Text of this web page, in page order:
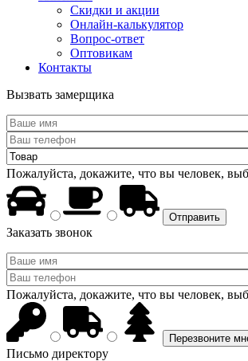
Скидки и акции
Онлайн-калькулятор
Вопрос-ответ
Оптовикам
Контакты
Вызвать замерщика
Пожалуйста, докажите, что вы человек,
Заказать звонок
Пожалуйста, докажите, что вы человек,
Письмо директору